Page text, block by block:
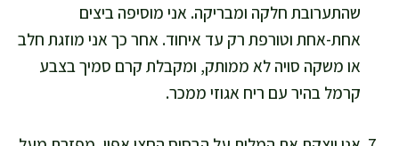
שהתערובת חלקה ומבריקה. אני מוסיפה ביצים
אחת-אחת וטורפת רק עד איחוד. אחר כך אני מוזגת חלב
או משקה סויה לא ממותק, ומקבלת קרם סמיך בצבע
קרמל בהיר עם ריח אגוזי ממכר.